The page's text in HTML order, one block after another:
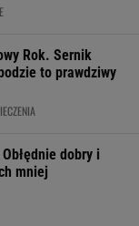
Rok. Sernik
to prawdziwy
dobry i
mniej